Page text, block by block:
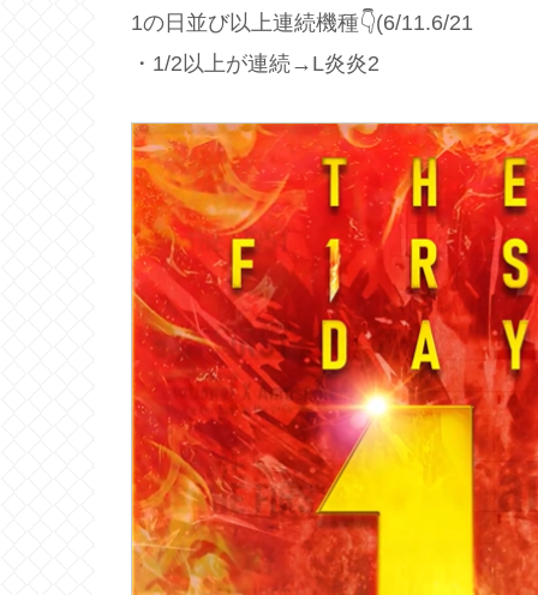
1の日並び以上連続機種👇(6/11.6/21
・1/2以上が連続→L炎炎2